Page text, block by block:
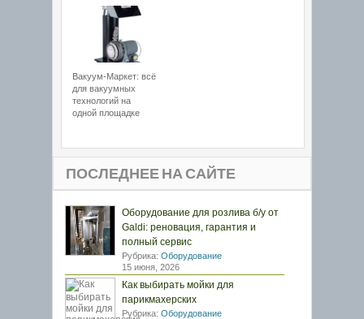
Вакуум-Маркет: всё
для вакуумных
технологий на
одной площадке
ПОСЛЕДНЕЕ НА САЙТЕ
Оборудование для розлива б/у от
Galdi: реновация, гарантия и
полный сервис
Рубрика: Оборудование
15 июня, 2026
Как выбирать мойки для
парикмахерских
Рубрика: Оборудование